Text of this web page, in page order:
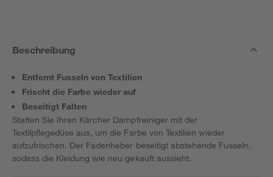
Beschreibung
Entfernt Fusseln von Textilien
Frischt die Farbe wieder auf
Beseitigt Falten
Statten Sie Ihren Kärcher Dampfreiniger mit der
Textilpflegedüse aus, um die Farbe von Textilien wieder
aufzufrischen. Der Fadenheber beseitigt abstehende Fusseln,
sodass die Kleidung wie neu gekauft aussieht.